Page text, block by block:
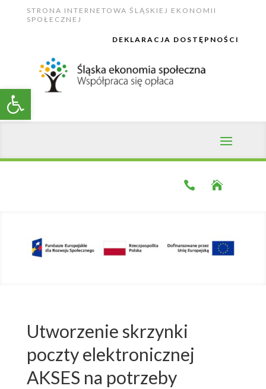
Open toolbar
content
STRONA INTERNETOWA ŚLĄSKIEJ EKONOMII
SPOŁECZNEJ
DEKLARACJA DOSTĘPNOŚCI


Utworzenie skrzynki
poczty elektronicznej
AKSES na potrzeby